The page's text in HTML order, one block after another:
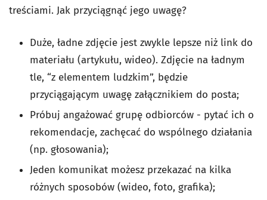
treściami. Jak przyciągnąć jego uwagę?
Duże, ładne zdjęcie jest zwykle lepsze niż link do
materiału (artykułu, wideo). Zdjęcie na ładnym
tle, “z elementem ludzkim”, będzie
przyciągającym uwagę załącznikiem do posta;
Próbuj angażować grupę odbiorców - pytać ich o
rekomendacje, zachęcać do wspólnego działania
(np. głosowania);
Jeden komunikat możesz przekazać na kilka
różnych sposobów (wideo, foto, grafika);